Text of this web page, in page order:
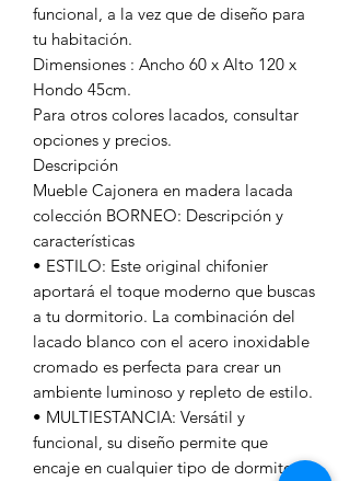
funcional, a la vez que de diseño para
tu habitación.
Dimensiones : Ancho 60 x Alto 120 x
Hondo 45cm.
Para otros colores lacados, consultar
opciones y precios.
Descripción
Mueble Cajonera en madera lacada
colección BORNEO: Descripción y
características
• ESTILO: Este original chifonier
aportará el toque moderno que buscas
a tu dormitorio. La combinación del
lacado blanco con el acero inoxidable
cromado es perfecta para crear un
ambiente luminoso y repleto de estilo.
• MULTIESTANCIA: Versátil y
funcional, su diseño permite que
encaje en cualquier tipo de dormitorio,